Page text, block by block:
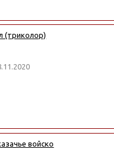
(триколор)
войско